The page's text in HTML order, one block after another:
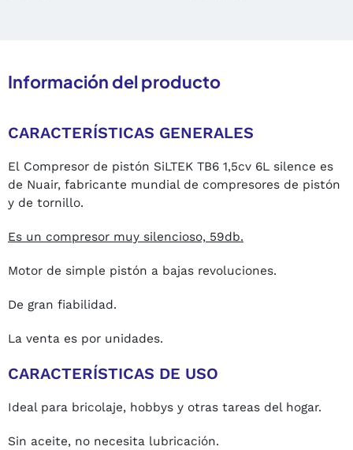
Información del producto
CARACTERÍSTICAS GENERALES
El Compresor de pistón SiLTEK TB6 1,5cv 6L silence es
de Nuair, fabricante mundial de compresores de pistón
y de tornillo.
Es un compresor muy silencioso, 59db.
Motor de simple pistón a bajas revoluciones.
De gran fiabilidad.
La venta es por unidades.
CARACTERÍSTICAS DE USO
Ideal para bricolaje, hobbys y otras tareas del hogar.
Sin aceite, no necesita lubricación.